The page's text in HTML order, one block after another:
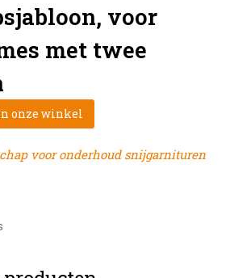
voor
met twee
onze winkel
voor onderhoud snijgarnituren